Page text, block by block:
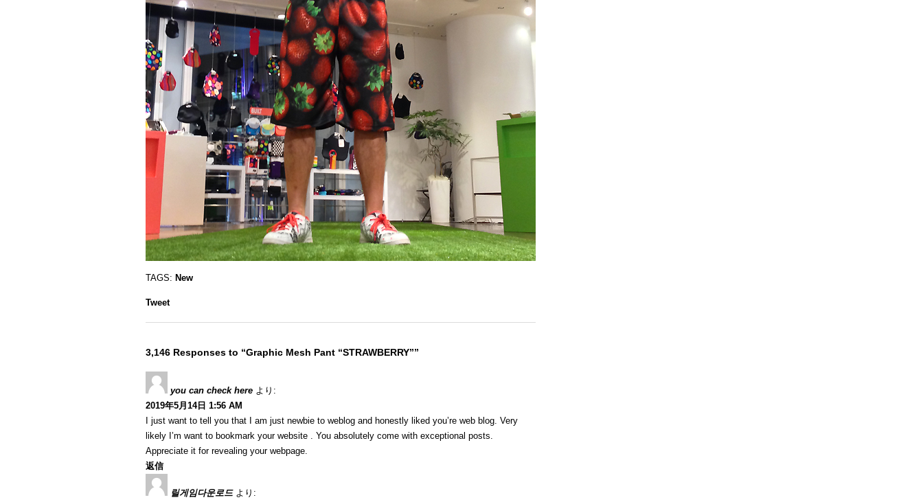
TAGS: New
Tweet
3,146 Responses to “Graphic Mesh Pant “STRAWBERRY””
you can check here より:
2019年5月14日 1:56 AM
I just want to tell you that I am just newbie to weblog and honestly liked you’re web blog. Very
likely I’m want to bookmark your website . You absolutely come with exceptional posts.
Appreciate it for revealing your webpage.
返信
릴게임다운로드 より: